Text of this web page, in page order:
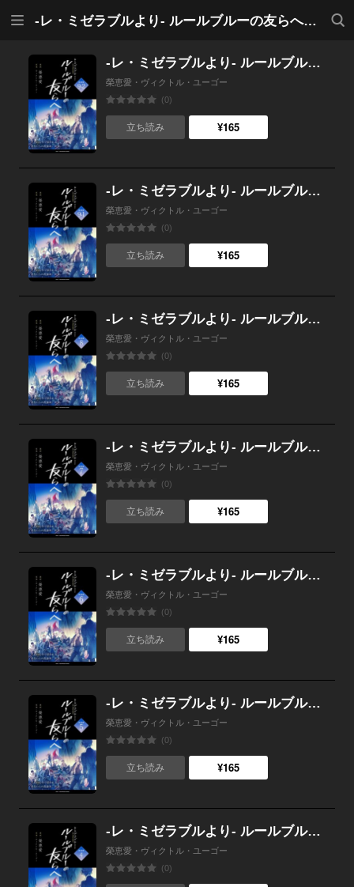
-レ・ミゼラブルより- ルールブルーの友らへ 連載版
検索
-レ・ミゼラブルより- ルールブルーの友らへ 連載版：9-2
榮恵愛・ヴィクトル・ユーゴー
(0)
立ち読み ¥165
-レ・ミゼラブルより- ルールブルーの友らへ 連載版：9-1
榮恵愛・ヴィクトル・ユーゴー
(0)
立ち読み ¥165
-レ・ミゼラブルより- ルールブルーの友らへ 連載版：8
榮恵愛・ヴィクトル・ユーゴー
(0)
立ち読み ¥165
-レ・ミゼラブルより- ルールブルーの友らへ 連載版：7
榮恵愛・ヴィクトル・ユーゴー
(0)
立ち読み ¥165
-レ・ミゼラブルより- ルールブルーの友らへ 連載版：6
榮恵愛・ヴィクトル・ユーゴー
(0)
立ち読み ¥165
-レ・ミゼラブルより- ルールブルーの友らへ 連載版：5
榮恵愛・ヴィクトル・ユーゴー
(0)
立ち読み ¥165
-レ・ミゼラブルより- ルールブルーの友らへ 連載版：4
榮恵愛・ヴィクトル・ユーゴー
(0)